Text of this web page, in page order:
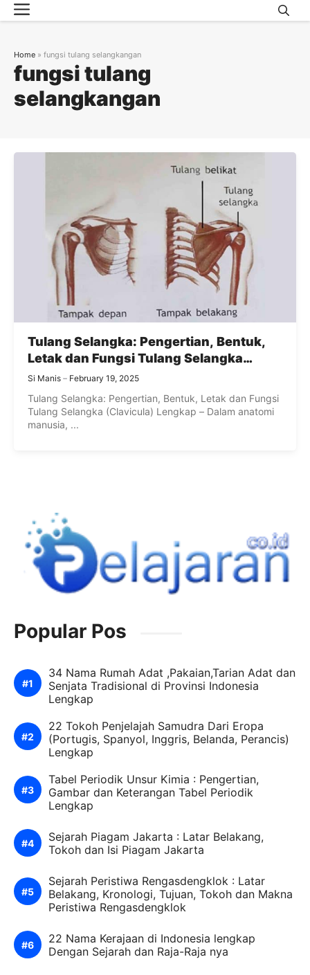
Skip
to
Menu
fungsi tulang
selangkangan
Home » fungsi tulang selangkangan
Tulang Selangka: Pengertian, Bentuk,
Letak dan Fungsi Tulang Selangka
(Clavicula) Lengkap
Si Manis February 19, 2025
Tulang Selangka: Pengertian, Bentuk, Letak dan Fungsi
Tulang Selangka (Clavicula) Lengkap – Dalam anatomi
manusia, ...
Popular Pos
34 Nama Rumah Adat ,Pakaian,Tarian Adat dan
Senjata Tradisional di Provinsi Indonesia
Lengkap
22 Tokoh Penjelajah Samudra Dari Eropa
(Portugis, Spanyol, Inggris, Belanda, Perancis)
Lengkap
Tabel Periodik Unsur Kimia : Pengertian,
Gambar dan Keterangan Tabel Periodik
Lengkap
Sejarah Piagam Jakarta : Latar Belakang,
Tokoh dan Isi Piagam Jakarta
Sejarah Peristiwa Rengasdengklok : Latar
Belakang, Kronologi, Tujuan, Tokoh dan Makna
Peristiwa Rengasdengklok
22 Nama Kerajaan di Indonesia lengkap
Dengan Sejarah dan Raja-Raja nya